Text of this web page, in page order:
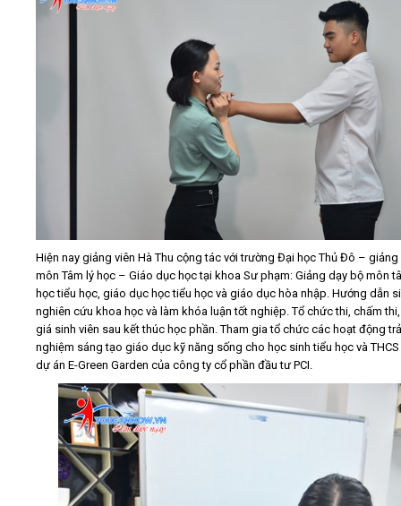
Hiện nay giảng viên Hà Thu cộng tác với trường Đại học Thủ Đô – giảng
môn Tâm lý học – Giáo dục học tại khoa Sư phạm: Giảng dạy bộ môn
học tiểu học, giáo dục học tiểu học và giáo dục hòa nhập. Hướng dẫn
nghiên cứu khoa học và làm khóa luận tốt nghiệp. Tổ chức thi, chấm
giá sinh viên sau kết thúc học phần. Tham gia tổ chức các hoạt động
nghiệm sáng tạo giáo dục kỹ năng sống cho học sinh tiểu học và
dự án E-Green Garden của công ty cổ phần đầu tư PCI.